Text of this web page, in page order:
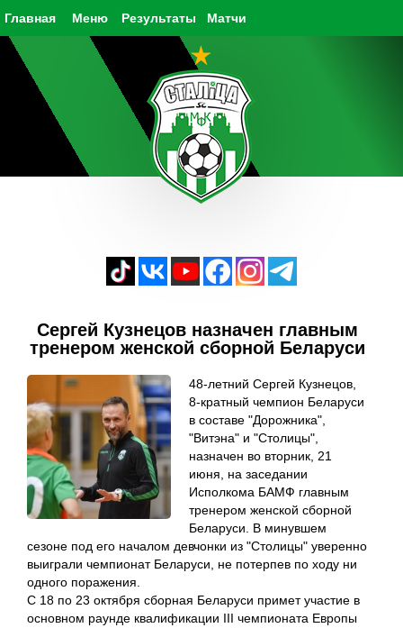
Главная Результаты Матчи
Меню
Сергей Кузнецов назначен главным
тренером женской сборной Беларуси
48-летний Сергей Кузнецов,
8-кратный чемпион Беларуси
в составе "Дорожника",
"Витэна" и "Столицы",
назначен во вторник, 21
июня, на заседании
Исполкома БАМФ главным
тренером женской сборной
Беларуси. В минувшем
сезоне под его началом девчонки из "Столицы" уверенно
выиграли чемпионат Беларуси, не потерпев по ходу ни
одного поражения.
С 18 по 23 октября сборная Беларуси примет участие в
основном раунде квалификации III чемпионата Европы